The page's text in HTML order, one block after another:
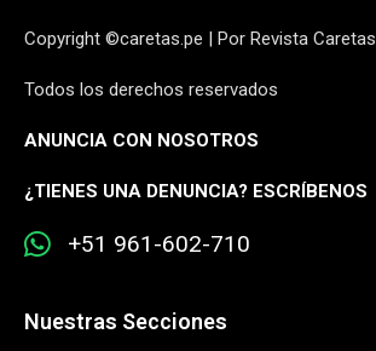
Copyright ©caretas.pe | Por Revista Caretas
Todos los derechos reservados
ANUNCIA CON NOSOTROS
¿TIENES UNA DENUNCIA? ESCRÍBENOS
+51 961-602-710
Nuestras Secciones